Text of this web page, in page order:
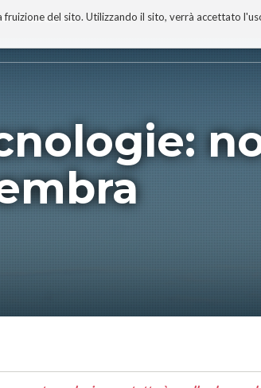
del sito. Utilizzando il sito, verrà accettato
PROGETTO